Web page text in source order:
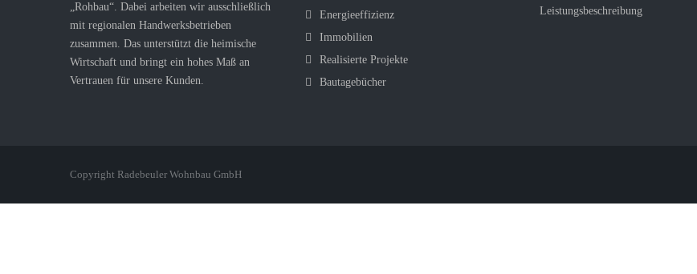
„Rohbau“. Dabei arbeiten wir ausschließlich
mit regionalen Handwerksbetrieben
zusammen. Das unterstützt die heimische
Wirtschaft und bringt ein hohes Maß an
Vertrauen für unsere Kunden.
Energieeffizienz
Immobilien
Realisierte Projekte
Bautagebücher
Leistungsbeschreibung
Copyright Radebeuler Wohnbau GmbH